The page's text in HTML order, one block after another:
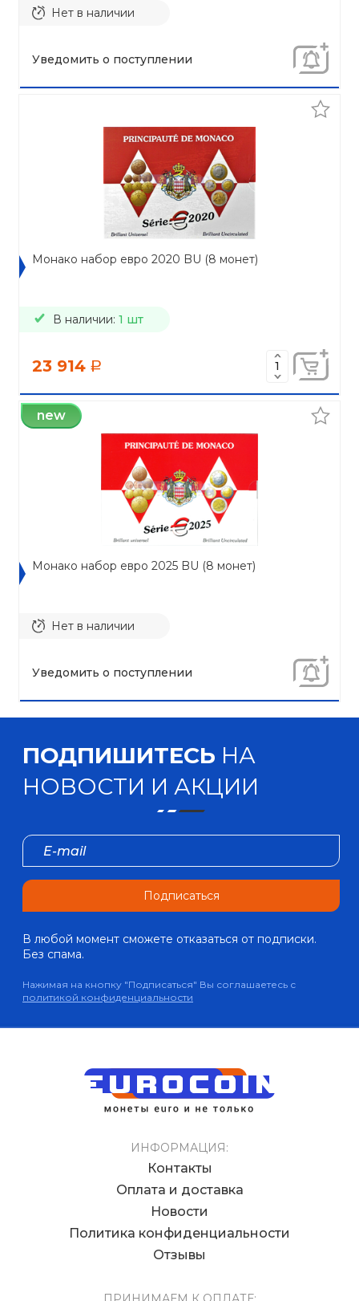
Нет в наличии
Уведомить о поступлении
Монако набор евро 2020 BU (8 монет)
В наличии: 1 шт
23 914 a
new
Монако набор евро 2025 BU (8 монет)
Нет в наличии
Уведомить о поступлении
ПОДПИШИТЕСЬ НА
НОВОСТИ И АКЦИИ
Подписаться
В любой момент сможете отказаться от подписки.
Без спама.
Нажимая на кнопку "Подписаться" Вы соглашаетесь с
политикой конфиденциальности
ИНФОРМАЦИЯ:
Контакты
Оплата и доставка
Новости
Политика конфиденциальности
Отзывы